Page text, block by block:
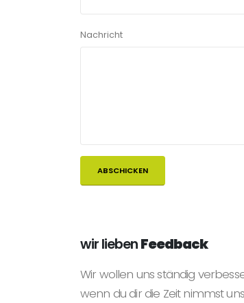
Nachricht
wir liebenFeedback
Wir wollen uns ständig
wenn du dir die Zeit nimmst